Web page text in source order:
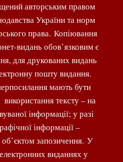
авторським правом
України та норм
права. Копіювання
видань обов’язковим є
для друкованих видань
пошту видання.
мають бути
тексту – на
інформації; у разі
інформації –
запозичення. У
виданнях у